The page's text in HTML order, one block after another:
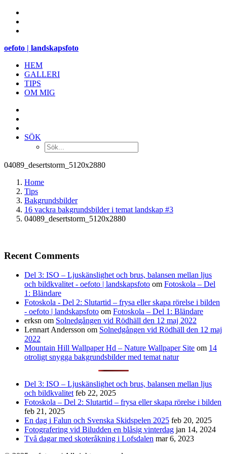
oefoto | landskapsfoto
HEM
GALLERI
TIPS
OM MIG
SÖK
04089_desertstorm_5120x2880
Home
Tips
Bakgrundsbilder
16 vackra bakgrundsbilder i temat landskap #3
04089_desertstorm_5120x2880
Recent Comments
Del 3: ISO – Ljuskänslighet och brus, balansen mellan ljus
och bildkvalitet - oefoto | landskapsfoto om Fotoskola – Del
1: Bländare
Fotoskola - Del 2: Slutartid – frysa eller skapa rörelse i bilden
- oefoto | landskapsfoto om Fotoskola – Del 1: Bländare
erksn om Solnedgången vid Rödhäll den 12 maj 2022
Lennart Andersson om Solnedgången vid Rödhäll den 12 maj
2022
Mountain Hill Wallpaper Hd – Nature Wallpaper Site om 14
otroligt snygga bakgrundsbilder med temat natur
Del 3: ISO – Ljuskänslighet och brus, balansen mellan ljus
och bildkvalitet feb 22, 2025
Fotoskola – Del 2: Slutartid – frysa eller skapa rörelse i bilden
feb 21, 2025
En dag i Falun och Svenska Skidspelen 2025 feb 20, 2025
Fotografering vid Biludden en blåsig vinterdag jan 14, 2024
Två dagar med skoteråkning i Lofsdalen mar 6, 2023